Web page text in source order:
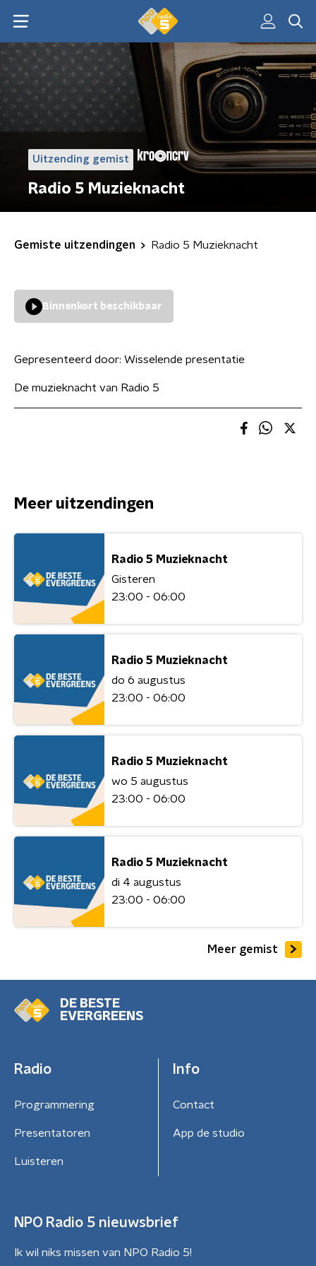
Uitzending gemist
Radio 5 Muzieknacht
Gemiste uitzendingen Radio 5 Muzieknacht
Binnenkort beschikbaar
Gepresenteerd door: Wisselende presentatie
De muzieknacht van Radio 5
Meer uitzendingen
Radio 5 Muzieknacht
Gisteren
23:00 - 06:00
Radio 5 Muzieknacht
do 6 augustus
23:00 - 06:00
Radio 5 Muzieknacht
wo 5 augustus
23:00 - 06:00
Radio 5 Muzieknacht
di 4 augustus
23:00 - 06:00
Meer gemist
DE BESTE
EVERGREENS
Radio
Programmering
Presentatoren
Luisteren
Info
Contact
App de studio
NPO Radio 5 nieuwsbrief
Ik wil niks missen van NPO Radio 5!